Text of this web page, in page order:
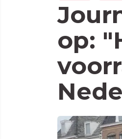
op: